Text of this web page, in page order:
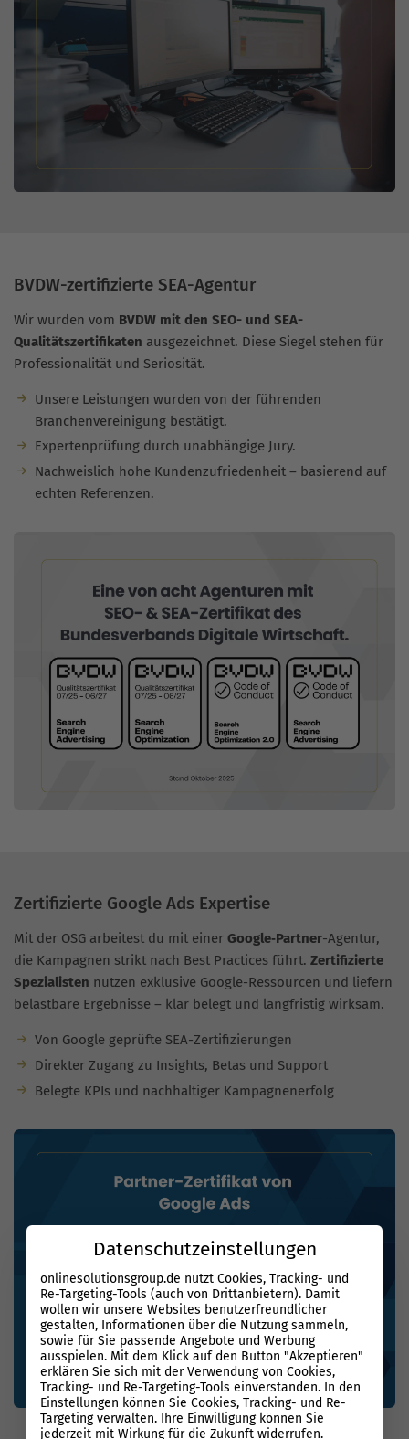
BVDW-zertifizierte SEA-Agentur
Wir wurden vom BVDW mit den SEO- und SEA-
Qualitätszertifikaten ausgezeichnet. Diese Siegel stehen für
Professionalität und Seriosität.
Unsere Leistungen wurden von der führenden
Branchenvereinigung bestätigt.
Expertenprüfung durch unabhängige Jury.
Nachweislich hohe Kundenzufriedenheit – basierend auf
echten Referenzen.
Zertifizierte Google Ads Expertise
Mit der OSG arbeitest du mit einer Google‑Partner-Agentur,
die Kampagnen strikt nach Best Practices führt. Zertifizierte
Spezialisten nutzen exklusive Google-Ressourcen und liefern
belastbare Ergebnisse – klar belegt und langfristig wirksam.
Von Google geprüfte SEA-Zertifizierungen
Direkter Zugang zu Insights, Betas und Support
Belegte KPIs und nachhaltiger Kampagnenerfolg
Datenschutzeinstellungen
onlinesolutionsgroup.de nutzt Cookies, Tracking- und
Re-Targeting-Tools (auch von Drittanbietern). Damit
wollen wir unsere Websites benutzerfreundlicher
gestalten, Informationen über die Nutzung sammeln,
sowie für Sie passende Angebote und Werbung
ausspielen. Mit dem Klick auf den Button "Akzeptieren"
erklären Sie sich mit der Verwendung von Cookies,
Tracking- und Re-Targeting-Tools einverstanden. In den
Einstellungen können Sie Cookies, Tracking- und Re-
Targeting verwalten. Ihre Einwilligung können Sie
jederzeit mit Wirkung für die Zukunft widerrufen.